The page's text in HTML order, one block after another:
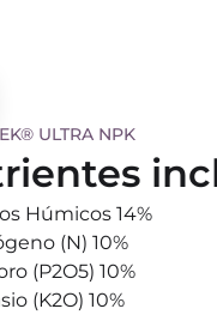
ULTRA NPK
Húmicos 14%
(N) 10%
(P2O5) 10%
(K2O) 10%